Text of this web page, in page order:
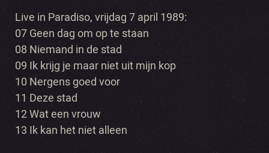
Live in Paradiso, vrijdag 7 april 1989:
07 Geen dag om op te staan
08 Niemand in de stad
09 Ik krijg je maar niet uit mijn kop
10 Nergens goed voor
11 Deze stad
12 Wat een vrouw
13 Ik kan het niet alleen